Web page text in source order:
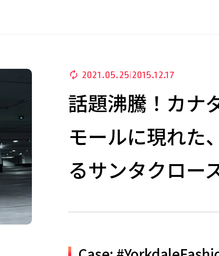
2021.05.25 2015.12.17
話題沸騰！カナ
モールに現れた
るサンタクロー